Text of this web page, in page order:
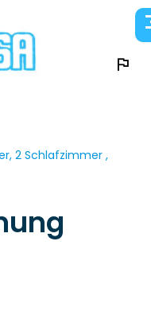
2 Schlafzimmer ,